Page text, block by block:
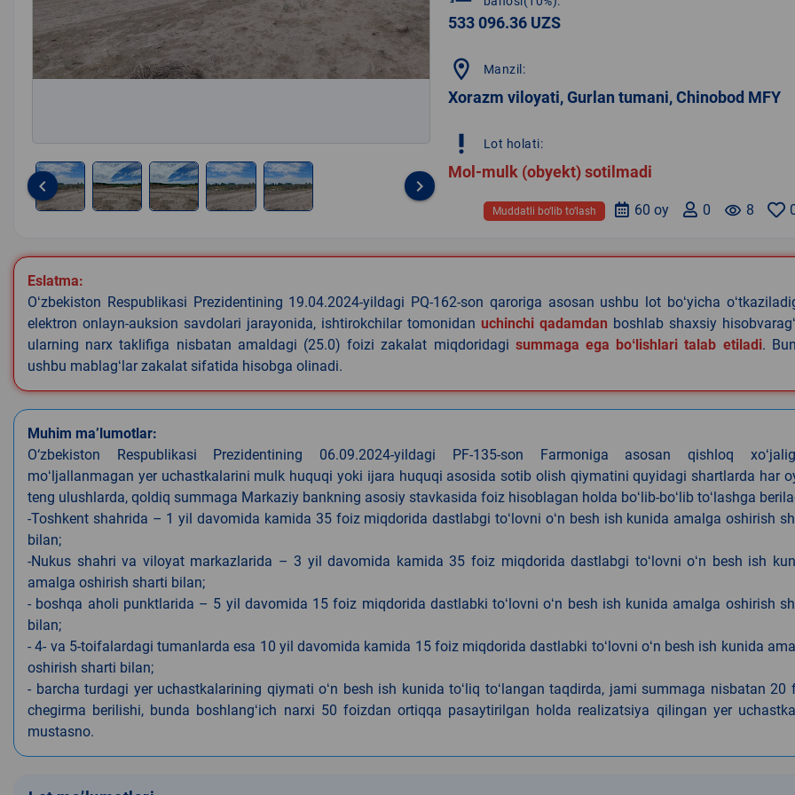
of
5
keyboard_arrow_left keyboard_arrow_right
533 096.36 UZS
location_on Manzil:
Xorazm viloyati, Gurlan tumani, Chinobod MFY
priority_high Lot holati:
Mol-mulk (obyekt) sotilmadi
remove_red_eye 8
0
60 oy
Muddatli bo‘lib to‘lash
Eslatma:
Oʻzbekiston Respublikasi Prezidentining 19.04.2024-yildagi PQ-162-son qaroriga asosan ushbu lot boʻyicha
elektron onlayn-auksion savdolari jarayonida, ishtirokchilar tomonidan uchinchi qadamdan boshlab shaxsiy
ularning narx taklifiga nisbatan amaldagi (25.0) foizi zakalat miqdoridagi summaga ega boʻlishlari talab etiladi.
ushbu mablagʻlar zakalat sifatida hisobga olinadi.
Muhim ma’lumotlar:
O‘zbekiston Respublikasi Prezidentining 06.09.2024-yildagi PF-135-son Farmoniga asosan qishloq
moʻljallanmagan yer uchastkalarini mulk huquqi yoki ijara huquqi asosida sotib olish qiymatini quyidagi shartlarda har
teng ulushlarda, qoldiq summaga Markaziy bankning asosiy stavkasida foiz hisoblagan holda boʻlib-boʻlib toʻlashga
-Toshkent shahrida – 1 yil davomida kamida 35 foiz miqdorida dastlabgi toʻlovni oʻn besh ish kunida amalga oshirish
bilan;
-Nukus shahri va viloyat markazlarida – 3 yil davomida kamida 35 foiz miqdorida dastlabgi toʻlovni oʻn besh ish
amalga oshirish sharti bilan;
- boshqa aholi punktlarida – 5 yil davomida 15 foiz miqdorida dastlabki toʻlovni oʻn besh ish kunida amalga oshirish
bilan;
- 4- va 5-toifalardagi tumanlarda esa 10 yil davomida kamida 15 foiz miqdorida dastlabki toʻlovni oʻn besh ish kunida
oshirish sharti bilan;
- barcha turdagi yer uchastkalarining qiymati oʻn besh ish kunida toʻliq toʻlangan taqdirda, jami summaga nisbatan 20
chegirma berilishi, bunda boshlangʻich narxi 50 foizdan ortiqqa pasaytirilgan holda realizatsiya qilingan yer
mustasno.